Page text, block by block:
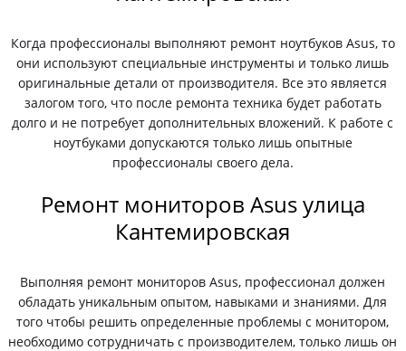
Когда профессионалы выполняют ремонт ноутбуков Asus, то
они используют специальные инструменты и только лишь
оригинальные детали от производителя. Все это является
залогом того, что после ремонта техника будет работать
долго и не потребует дополнительных вложений. К работе с
ноутбуками допускаются только лишь опытные
профессионалы своего дела.
Ремонт мониторов Asus улица
Кантемировская
Выполняя ремонт мониторов Asus, профессионал должен
обладать уникальным опытом, навыками и знаниями. Для
того чтобы решить определенные проблемы с монитором,
необходимо сотрудничать с производителем, только лишь он